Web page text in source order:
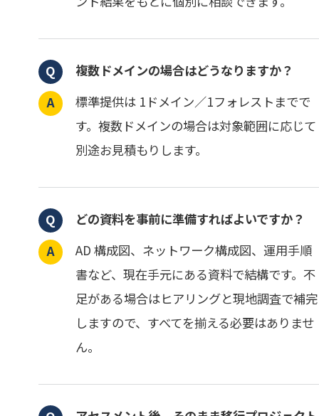
複数ドメインの場合はどうなりますか？
標準提供は 1ドメイン／1フォレストまでで
す。複数ドメインの場合は対象範囲に応じて
別途お見積もりします。
どの資料を事前に準備すればよいですか？
AD 構成図、ネットワーク構成図、運用手順
書など、現在手元にある資料で結構です。不
足がある場合はヒアリングと現地調査で補完
しますので、すべてを揃える必要はありませ
ん。